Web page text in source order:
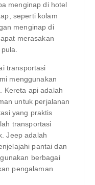
menginap di hotel
seperti kolam
menginap di
merasakan
transportasi
menggunakan
Kereta api adalah
untuk perjalanan
yang praktis
transportasi
Jeep adalah
pantai dan
berbagai
pengalaman